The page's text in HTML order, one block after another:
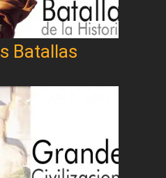
Batallas